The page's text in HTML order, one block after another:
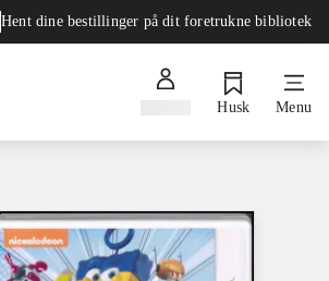
Hent dine bestillinger på dit foretrukne bibliotek
Husk Menu